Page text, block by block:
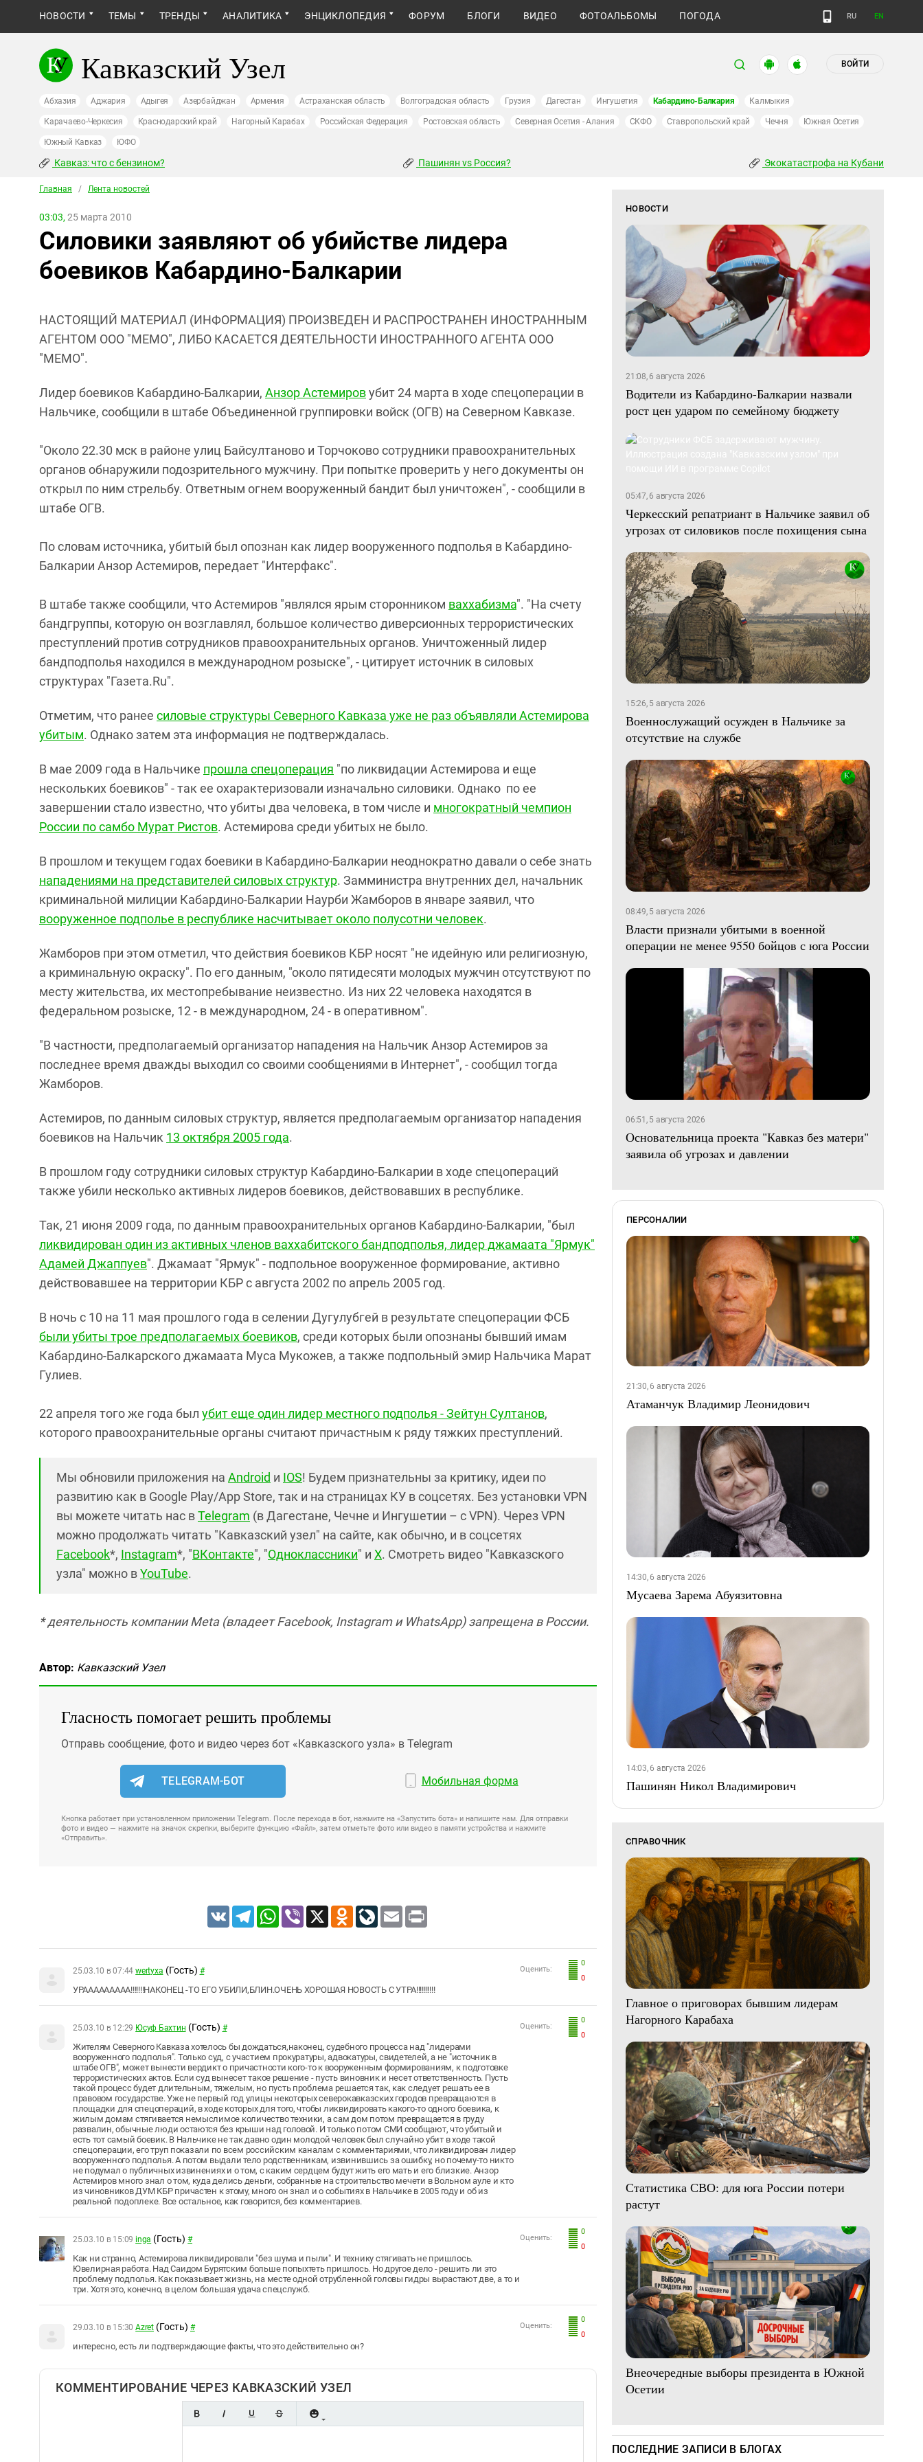
НОВОСТИ ТЕМЫ ТРЕНДЫ АНАЛИТИКА ЭНЦИКЛОПЕДИЯ ФОРУМ БЛОГИ ВИДЕО ФОТОАЛЬБОМЫ ПОГОДА RU EN
Кавказский Узел ВОЙТИ
Абхазия Аджария Адыгея Азербайджан Армения Астраханская область Волгоградская область Грузия Дагестан Ингушетия Кабардино-Балкария Калмыкия
Карачаево-Черкесия Краснодарский край Нагорный Карабах Российская Федерация Ростовская область Северная Осетия - Алания СКФО Ставропольский край Чечня Южная Осетия
Южный Кавказ ЮФО
Кавказ: что с бензином? Пашинян vs Россия? Экокатастрофа на Кубани
Главная / Лента новостей
03:03, 25 марта 2010
Силовики заявляют об убийстве лидера
боевиков Кабардино-Балкарии
НАСТОЯЩИЙ МАТЕРИАЛ (ИНФОРМАЦИЯ) ПРОИЗВЕДЕН И РАСПРОСТРАНЕН ИНОСТРАННЫМ
АГЕНТОМ ООО "МЕМО", ЛИБО КАСАЕТСЯ ДЕЯТЕЛЬНОСТИ ИНОСТРАННОГО АГЕНТА ООО
"МЕМО".
Лидер боевиков Кабардино-Балкарии, Анзор Астемировубит 24 марта в ходе спецоперации в
Нальчике, сообщили в штабе Объединенной группировки войск (ОГВ) на Северном Кавказе.
"Около 22.30 мск в районе улиц Байсултаново и Торчоково сотрудники правоохранительных
органов обнаружили подозрительного мужчину. При попытке проверить у него документы он
открыл по ним стрельбу. Ответным огнем вооруженный бандит был уничтожен", - сообщили в
штабе ОГВ.
По словам источника, убитый был опознан как лидер вооруженного подполья в Кабардино-
Балкарии Анзор Астемиров, передает "Интерфакс".
В штабе также сообщили, что Астемиров "являлся ярым сторонником ваххабизма". "На счету
бандгруппы, которую он возглавлял, большое количество диверсионных террористических
преступлений против сотрудников правоохранительных органов. Уничтоженный лидер
бандподполья находился в международном розыске", - цитирует источник в силовых
структурах "Газета.Ru".
Отметим, что ранее силовые структуры Северного Кавказа уже не раз объявляли Астемирова
убитым. Однако затем эта информация не подтверждалась.
В мае 2009 года в Нальчике прошла спецоперация "по ликвидации Астемирова и еще
нескольких боевиков" - так ее охарактеризовали изначально силовики. Однако по ее
завершении стало известно, что убиты два человека, в том числе и многократный чемпион
России по самбо Мурат Ристов. Астемирова среди убитых не было.
В прошлом и текущем годах боевики в Кабардино-Балкарии неоднократно давали о себе знать
нападениями на представителей силовых структур. Замминистра внутренних дел, начальник
криминальной милиции Кабардино-Балкарии Наурби Жамборов в январе заявил, что
вооруженное подполье в республике насчитывает около полусотни человек.
Жамборов при этом отметил, что действия боевиков КБР носят "не идейную или религиозную,
а криминальную окраску". По его данным, "около пятидесяти молодых мужчин отсутствуют по
месту жительства, их местопребывание неизвестно. Из них 22 человека находятся в
федеральном розыске, 12 - в международном, 24 - в оперативном".
"В частности, предполагаемый организатор нападения на Нальчик Анзор Астемиров за
последнее время дважды выходил со своими сообщениями в Интернет", - сообщил тогда
Жамборов.
Астемиров, по данным силовых структур, является предполагаемым организатор нападения
боевиков на Нальчик 13 октября 2005 года.
В прошлом году сотрудники силовых структур Кабардино-Балкарии в ходе спецопераций
также убили несколько активных лидеров боевиков, действовавших в республике.
Так, 21 июня 2009 года, по данным правоохранительных органов Кабардино-Балкарии, "был
ликвидирован один из активных членов ваххабитского бандподполья, лидер джамаата "Ярмук"
Адамей Джаппуев". Джамаат "Ярмук" - подпольное вооруженное формирование, активно
действовавшее на территории КБР с августа 2002 по апрель 2005 год.
В ночь с 10 на 11 мая прошлого года в селении Дугулубгей в результате спецоперации ФСБ
были убиты трое предполагаемых боевиков, среди которых были опознаны бывший имам
Кабардино-Балкарского джамаата Муса Мукожев, а также подпольный эмир Нальчика Марат
Гулиев.
22 апреля того же года был убит еще один лидер местного подполья - Зейтун Султанов,
которого правоохранительные органы считают причастным к ряду тяжких преступлений.
Мы обновили приложения на Android и IOS! Будем признательны за критику, идеи по
развитию как в Google Play/App Store, так и на страницах КУ в соцсетях. Без установки VPN
вы можете читать нас вTelegram (в Дагестане, Чечне и Ингушетии – с VPN). Через VPN
можно продолжать читать "Кавказский узел" на сайте, как обычно, и в соцсетях
Facebook*, Instagram*, "ВКонтакте", "Одноклассники" и X. Смотреть видео "Кавказского
узла" можно вYouTube.
* деятельность компании Meta (владеет Facebook, Instagram и WhatsApp) запрещена в России.
Автор: Кавказский Узел
Гласность помогает решить проблемы
Отправь сообщение, фото и видео через бот «Кавказского узла» в Telegram
TELEGRAM-БОТ Мобильная форма
Кнопка работает при установленном приложении Telegram. После перехода в бот, нажмите на «Запустить бота» и напишите нам. Для отправки
фото и видео — нажмите на значок скрепки, выберите функцию «Файл», затем отметьте фото или видео в памяти устройства и нажмите
«Отправить».
VK TelegramWhatsApp
Viber X Odnoklassniki
LiveJournal
Email
0
0
Оценить:
25.03.10 в 07:44 wertyxa (Гость) #
УРААААААААА!!!!!!!НАКОНЕЦ -ТО ЕГО УБИЛИ,БЛИН.ОЧЕНЬ ХОРОШАЯ НОВОСТЬ С УТРА!!!!!!!!!!
0
0
Оценить:
25.03.10 в 12:29 Юсуф Бахтин (Гость) #
Жителям Северного Кавказа хотелось бы дождаться,наконец, судебного процесса над "лидерами
вооруженного подполья". Только суд, с участием прокуратуры, адвокатуры, свидетелей, а не "источник в
штабе ОГВ", может вынести вердикт о причастности кого-то к вооруженным формированиям, к подготовке
террористических актов. Если суд вынесет такое решение - пусть виновник и несет ответственность. Пусть
такой процесс будет длительным, тяжелым, но пусть проблема решается так, как следует решать ее в
правовом государстве. Уже не первый год улицы некоторых северокавказских городов превращаются в
площадки для спецопераций, в ходе которых для того, чтобы ликвидировать какого-то одного боевика, к
жилым домам стягивается немыслимое количество техники, а сам дом потом превращается в груду
развалин, обычные люди остаются без крыши над головой. И только потом СМИ сообщают, что убитый и
есть тот самый боевик. В Нальчике не так давно один молодой человек был случайно убит в ходе такой
спецоперации, его труп показали по всем российским каналам с комментариями, что ликвидирован лидер
вооруженного подполья. А потом выдали тело родственникам, извинившись за ошибку, но почему-то никто
не подумал о публичных извинениях и о том, с каким сердцем будут жить его мать и его близкие. Анзор
Астемиров много знал о том, куда делись деньги, собранные на строительство мечети в Вольном ауле и кто
из чиновников ДУМ КБР причастен к этому, много он знал и о событиях в Нальчике в 2005 году и об из
реальной подоплеке. Все остальное, как говорится, без комментариев.
0
0
Оценить:
25.03.10 в 15:09 inga (Гость) #
Как ни странно, Астемирова ликвидировали "без шума и пыли". И технику стягивать не пришлось.
Ювелирная работа. Над Саидом Бурятским больше попыхтеть пришлось. Но другое дело - решить ли это
проблему подполья. Как показывает жизнь, на месте одной отрубленной головы гидры вырастают две, а то и
три. Хотя это, конечно, в целом большая удача спецслужб.
0
0
Оценить:
29.03.10 в 15:30 Azret (Гость) #
интересно, есть ли подтверждающие факты, что это действительно он?
КОММЕНТИРОВАНИЕ ЧЕРЕЗ КАВКАЗСКИЙ УЗЕЛ
НОВОСТИ
21:08, 6 августа 2026
Водители из Кабардино-Балкарии назвали
рост цен ударом по семейному бюджету
05:47, 6 августа 2026
Черкесский репатриант в Нальчике заявил об
угрозах от силовиков после похищения сына
15:26, 5 августа 2026
Военнослужащий осужден в Нальчике за
отсутствие на службе
08:49, 5 августа 2026
Власти признали убитыми в военной
операции не менее 9550 бойцов с юга России
06:51, 5 августа 2026
Основательница проекта "Кавказ без матери"
заявила об угрозах и давлении
ПЕРСОНАЛИИ
21:30, 6 августа 2026
Атаманчук Владимир Леонидович
14:30, 6 августа 2026
Мусаева Зарема Абуязитовна
14:03, 6 августа 2026
Пашинян Никол Владимирович
СПРАВОЧНИК
Главное о приговорах бывшим лидерам
Нагорного Карабаха
Статистика СВО: для юга России потери
растут
Внеочередные выборы президента в Южной
Осетии
ПОСЛЕДНИЕ ЗАПИСИ В БЛОГАХ